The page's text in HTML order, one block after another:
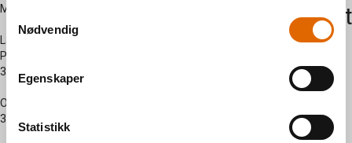
Samtykkevalg
Nødvendig
Egenskaper
Statistikk
Myregarden - 3570 Ål
Lagerutsalg:
Prestegardsjordet 2 -
3570 Ål
Org. nummer: 915 232
329